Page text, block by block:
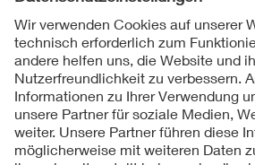
Folgen Sie uns